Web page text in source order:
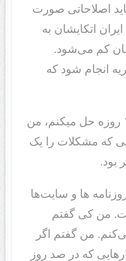
اصلاحاتی صورت
اتکایشان به
کم می‌شود.
انجام شود که
-من نگفتم مشکلات را ۱۰۰ روزه حل میکنم، من
که مشکلات را یک
بود.
ها و سایت‌ها
من کی گفتم
من گفتم اگر
که در صد روز